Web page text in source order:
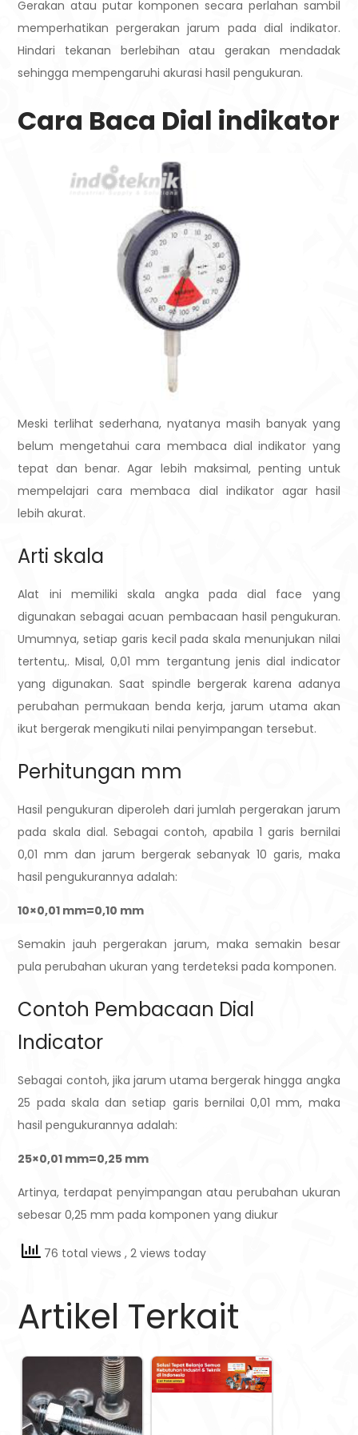
Gerakan atau putar komponen secara perlahan sambil
memperhatikan pergerakan jarum pada dial indikator.
Hindari tekanan berlebihan atau gerakan mendadak
sehingga mempengaruhi akurasi hasil pengukuran.
Cara Baca Dial indikator
Meski terlihat sederhana, nyatanya masih banyak yang
belum mengetahui cara membaca dial indikator yang
tepat dan benar. Agar lebih maksimal, penting untuk
mempelajari cara membaca dial indikator agar hasil
lebih akurat.
Arti skala
Alat ini memiliki skala angka pada dial face yang
digunakan sebagai acuan pembacaan hasil pengukuran.
Umumnya, setiap garis kecil pada skala menunjukan nilai
tertentu,. Misal, 0,01 mm tergantung jenis dial indicator
yang digunakan. Saat spindle bergerak karena adanya
perubahan permukaan benda kerja, jarum utama akan
ikut bergerak mengikuti nilai penyimpangan tersebut.
Perhitungan mm
Hasil pengukuran diperoleh dari jumlah pergerakan jarum
pada skala dial. Sebagai contoh, apabila 1 garis bernilai
0,01 mm dan jarum bergerak sebanyak 10 garis, maka
hasil pengukurannya adalah:
10×0,01 mm=0,10 mm
Semakin jauh pergerakan jarum, maka semakin besar
pula perubahan ukuran yang terdeteksi pada komponen.
Contoh Pembacaan Dial
Indicator
Sebagai contoh, jika jarum utama bergerak hingga angka
25 pada skala dan setiap garis bernilai 0,01 mm, maka
hasil pengukurannya adalah:
25×0,01 mm=0,25 mm
Artinya, terdapat penyimpangan atau perubahan ukuran
sebesar 0,25 mm pada komponen yang diukur
76 total views, 2 views today
Artikel Terkait